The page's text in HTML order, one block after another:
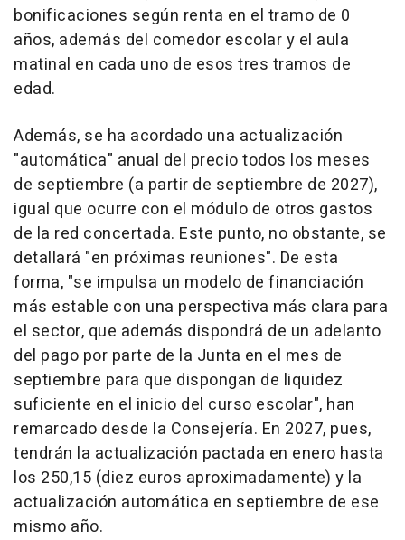
bonificaciones según renta en el tramo de 0
años, además del comedor escolar y el aula
matinal en cada uno de esos tres tramos de
edad.
Además, se ha acordado una actualización
"automática" anual del precio todos los meses
de septiembre (a partir de septiembre de 2027),
igual que ocurre con el módulo de otros gastos
de la red concertada. Este punto, no obstante, se
detallará "en próximas reuniones". De esta
forma, "se impulsa un modelo de financiación
más estable con una perspectiva más clara para
el sector, que además dispondrá de un adelanto
del pago por parte de la Junta en el mes de
septiembre para que dispongan de liquidez
suficiente en el inicio del curso escolar", han
remarcado desde la Consejería. En 2027, pues,
tendrán la actualización pactada en enero hasta
los 250,15 (diez euros aproximadamente) y la
actualización automática en septiembre de ese
mismo año.